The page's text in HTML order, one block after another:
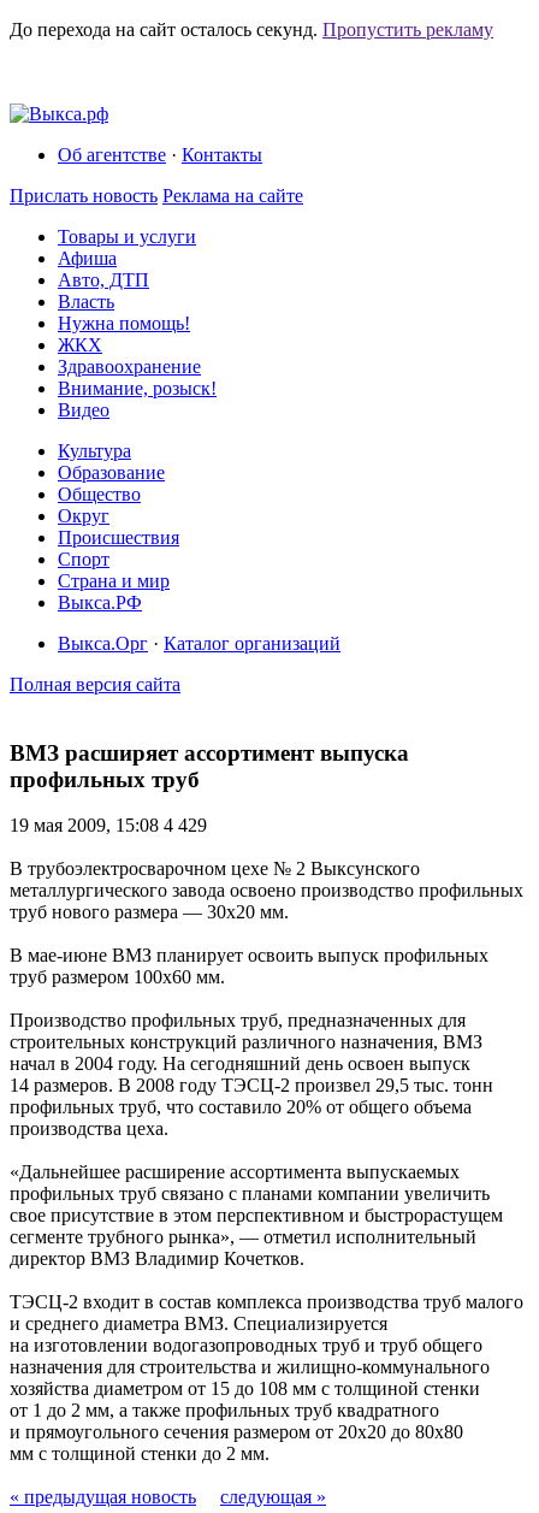
До перехода на сайт осталось секунд. Пропустить рекламу
Об агентстве · Контакты
Прислать новость Реклама на сайте
Товары и услуги
Афиша
Авто, ДТП
Власть
Нужна помощь!
ЖКХ
Здравоохранение
Внимание, розыск!
Видео
Культура
Образование
Общество
Округ
Происшествия
Спорт
Страна и мир
Выкса.РФ
Выкса.Орг · Каталог организаций
Полная версия сайта
ВМЗ расширяет ассортимент выпуска
профильных труб
19 мая 2009, 15:08 4 429
В трубоэлектросварочном цехе № 2 Выксунского
металлургического завода освоено производство профильных
труб нового размера — 30х20 мм.
В мае-июне ВМЗ планирует освоить выпуск профильных
труб размером 100х60 мм.
Производство профильных труб, предназначенных для
строительных конструкций различного назначения, ВМЗ
начал в 2004 году. На сегодняшний день освоен выпуск
14 размеров. В 2008 году ТЭСЦ-2 произвел 29,5 тыс. тонн
профильных труб, что составило 20% от общего объема
производства цеха.
«Дальнейшее расширение ассортимента выпускаемых
профильных труб связано с планами компании увеличить
свое присутствие в этом перспективном и быстрорастущем
сегменте трубного рынка», — отметил исполнительный
директор ВМЗ Владимир Кочетков.
ТЭСЦ-2 входит в состав комплекса производства труб малого
и среднего диаметра ВМЗ. Специализируется
на изготовлении водогазопроводных труб и труб общего
назначения для строительства и жилищно-коммунального
хозяйства диаметром от 15 до 108 мм с толщиной стенки
от 1 до 2 мм, а также профильных труб квадратного
и прямоугольного сечения размером от 20х20 до 80х80
мм с толщиной стенки до 2 мм.
« предыдущая новость следующая »